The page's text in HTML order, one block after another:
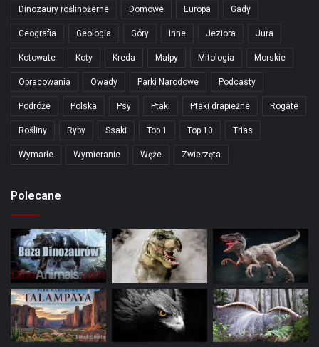
Dinozaury roślinożerne Domowe Europa Gady
Geografia Geologia Góry Inne Jeziora Jura
Kotowate Koty Kreda Małpy Mitologia Morskie
Opracowania Owady Parki Narodowe Podcasty
Podróże Polska Psy Ptaki Ptaki drapieżne Rogate
Rośliny Ryby Ssaki Top 1 Top 10 Trias
Wymarłe Wymieranie Węże Zwierzęta
Polecane